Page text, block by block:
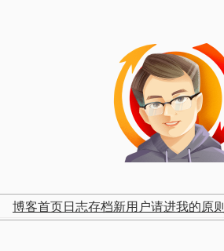
博客首页日志存档新用户请进我的原则